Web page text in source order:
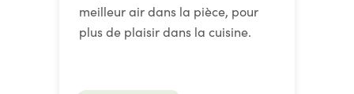
meilleur air dans la pièce, pour
plus de plaisir dans la cuisine.